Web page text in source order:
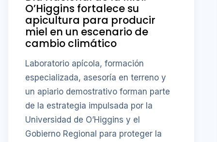
O’Higgins fortalece su
apicultura para producir
miel en un escenario de
cambio climático
Laboratorio apícola, formación
especializada, asesoría en terreno y
un apiario demostrativo forman parte
de la estrategia impulsada por la
Universidad de O’Higgins y el
Gobierno Regional para proteger la